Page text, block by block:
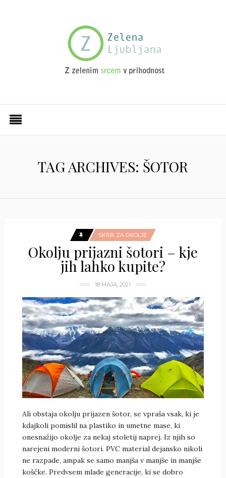
TAG ARCHIVES: ŠOTOR
SKRB ZA OKOLJE
Okolju prijazni šotori – kje
jih lahko kupite?
18 MAJA, 2021
Ali obstaja okolju prijazen šotor, se vpraša vsak, ki je
kdajkoli pomislil na plastiko in umetne mase, ki
onesnažijo okolje za nekaj stoletij naprej. Iz njih so
narejeni moderni šotori. PVC material dejansko nikoli
ne razpade, ampak se samo manjša v manjše in manjše
koščke. Predvsem mlade generacije, ki se dobro